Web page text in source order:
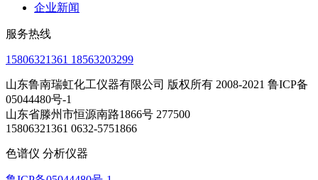
企业新闻
服务热线
15806321361 18563203299
山东鲁南瑞虹化工仪器有限公司 版权所有 2008-2021 鲁ICP备
05044480号-1
山东省滕州市恒源南路1866号 277500
15806321361 0632-5751866
色谱仪 分析仪器